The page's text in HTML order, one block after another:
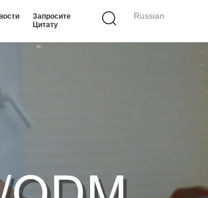
Russian
Запросите
Цитату